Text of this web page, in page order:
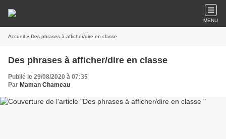
MENU
Accueil » Des phrases à afficher/dire en classe
Des phrases à afficher/dire en classe
Publié le 29/08/2020 à 07:35
Par Maman Chameau